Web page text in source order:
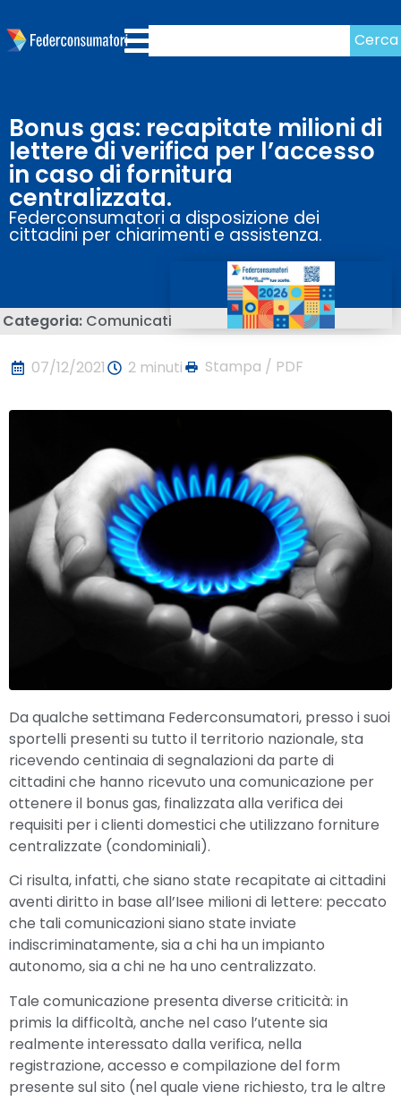
Cerca
Bonus gas: recapitate milioni di
lettere di verifica per l’accesso
in caso di fornitura
centralizzata.
Federconsumatori a disposizione dei
cittadini per chiarimenti e assistenza.
Categoria: Comunicati
07/12/2021 2 minuti Stampa / PDF
Da qualche settimana Federconsumatori, presso i suoi
sportelli presenti su tutto il territorio nazionale, sta
ricevendo centinaia di segnalazioni da parte di
cittadini che hanno ricevuto una comunicazione per
ottenere il bonus gas, finalizzata alla verifica dei
requisiti per i clienti domestici che utilizzano forniture
centralizzate (condominiali).
Ci risulta, infatti, che siano state recapitate ai cittadini
aventi diritto in base all’Isee milioni di lettere: peccato
che tali comunicazioni siano state inviate
indiscriminatamente, sia a chi ha un impianto
autonomo, sia a chi ne ha uno centralizzato.
Tale comunicazione presenta diverse criticità: in
primis la difficoltà, anche nel caso l’utente sia
realmente interessato dalla verifica, nella
registrazione, accesso e compilazione del form
presente sul sito (nel quale viene richiesto, tra le altre